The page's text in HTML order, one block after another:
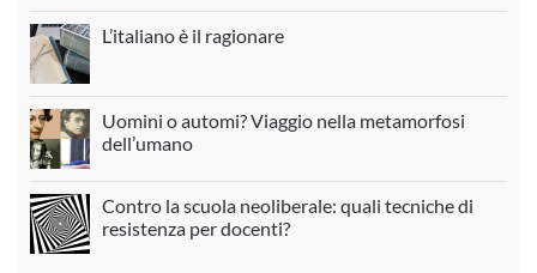
L’italiano è il ragionare
Uomini o automi? Viaggio nella metamorfosi
dell’umano
Contro la scuola neoliberale: quali tecniche di
resistenza per docenti?